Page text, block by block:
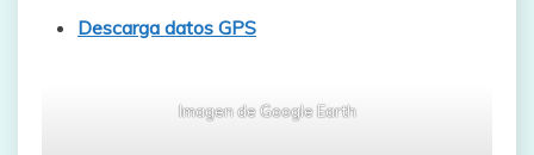
Descarga datos GPS
Imagen de Google Earth